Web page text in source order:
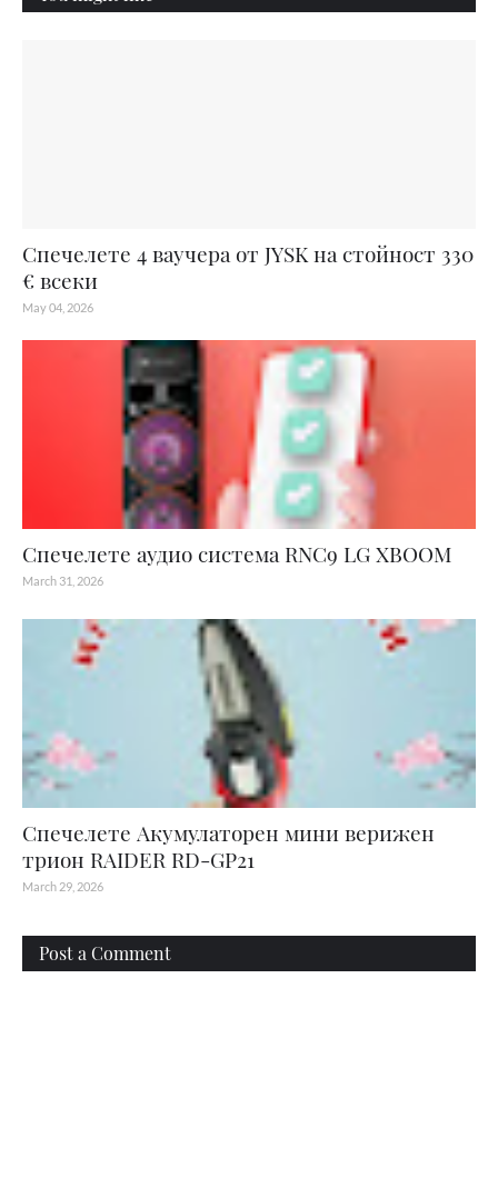
Спечелете 4 ваучера от JYSK на стойност 330
€ всеки
May 04, 2026
Спечелете аудио система RNC9 LG XBOOM
March 31, 2026
Спечелете Акумулаторен мини верижен
трион RAIDER RD-GP21
March 29, 2026
Post a Comment